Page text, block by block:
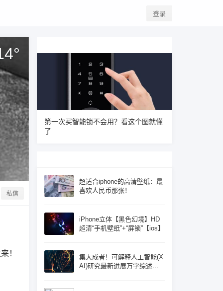
登录
°
私信
！
第一次买智能锁不会用？看这个图就懂
了
超适合iphone的高清壁纸：最
喜欢人民币那张！
iPhone立体【黑色幻境】HD
超清“手机壁纸”+“屏锁”【ios】
集大成者！可解释人工智能(X
AI)研究最新进展万字综述论